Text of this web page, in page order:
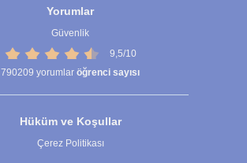
Yorumlar
Güvenlik
9,5/10
790209 yorumlar öğrenci sayısı
Hüküm ve Koşullar
Çerez Politikası